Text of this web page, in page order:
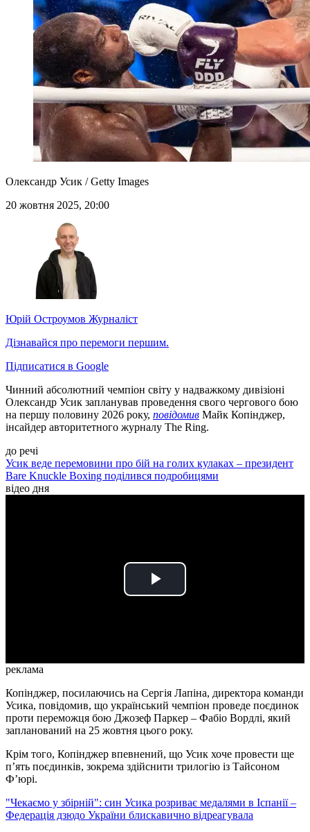
Олександр Усик / Getty Images
20 жовтня 2025, 20:00
Юрій Остроумов Журналіст
Дізнавайся про перемоги першим.
Підписатися в Google
Чинний абсолютний чемпіон світу у надважкому дивізіоні
Олександр Усик запланував проведення свого чергового бою
на першу половину 2026 року, повідомив Майк Копінджер,
інсайдер авторитетного журналу The Ring.
до речі
Усик веде перемовини про бій на голих кулаках – президент
Bare Knuckle Boxing поділився подробицями
відео дня
Play
реклама
Копінджер, посилаючись на Сергія Лапіна, директора команди
Усика, повідомив, що український чемпіон проведе поєдинок
проти переможця бою Джозеф Паркер – Фабіо Вордлі, який
запланований на 25 жовтня цього року.
Крім того, Копінджер впевнений, що Усик хоче провести ще
п’ять поєдинків, зокрема здійснити трилогію із Тайсоном
Ф’юрі.
"Чекаємо у збірній": син Усика розриває медалями в Іспанії –
Федерація дзюдо України блискавично відреагувала